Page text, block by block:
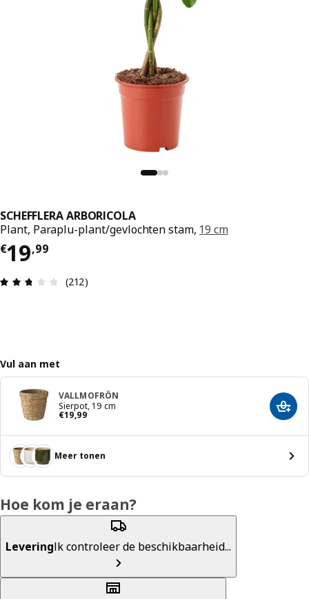
SCHEFFLERA ARBORICOLA
Plant, Paraplu-plant/gevlochten stam, 19 cm
€19,99
€ 19,99
Beoordeling: 2.7 van 5 sterren. Totaal
(212)
Vul aan met
VALLMOFRÖN
Sierpot, 19 cm
€19,99
€ 19,99
Meer tonen
Hoe kom je eraan?
LeveringIk controleer de beschikbaarheid...